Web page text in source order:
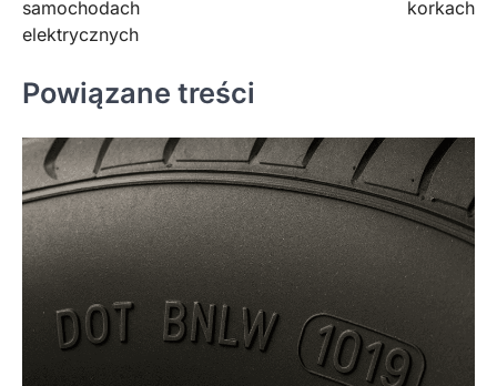
samochodach
elektrycznych
korkach
Powiązane treści